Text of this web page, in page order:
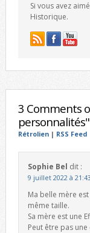
Si vous avez
Historique.
3 Comments
personnalités"
Rétrolien| RSS Feed
Sophie Bel dit :
9 juillet 2022 à 21:43
Ma belle mère
même taille.
Sa mère est une
Peut être pas une